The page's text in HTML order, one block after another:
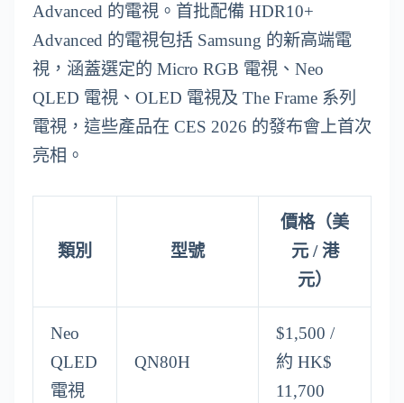
Advanced 的電視。首批配備 HDR10+
Advanced 的電視包括 Samsung 的新高端電
視，涵蓋選定的 Micro RGB 電視、Neo
QLED 電視、OLED 電視及 The Frame 系列
電視，這些產品在 CES 2026 的發布會上首次
亮相。
類別 型號
價格（美
元 / 港
元）
Neo
QLED
電視
QN80H
$1,500 /
約 HK$
11,700